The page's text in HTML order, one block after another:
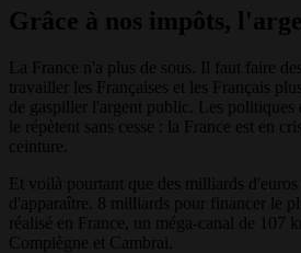
Grâce à nos impôts,
La France n'a plus de sous. Il faut faire
travailler les Françaises et les Français
de gaspiller l'argent public. Les politiques
le répètent sans cesse : la France est en
ceinture.
Et voilà pourtant que des milliards
d'apparaître. 8 milliards pour financer le
réalisé en France, un méga-canal de 107
Compiègne et Cambrai.